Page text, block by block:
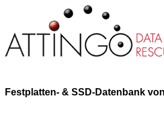
Festplatten- & SSD-Datenbank